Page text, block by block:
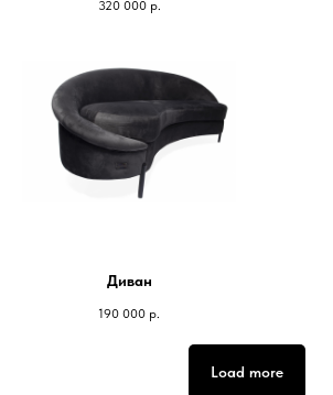
320 000 р.
Диван
190 000 р.
Load more